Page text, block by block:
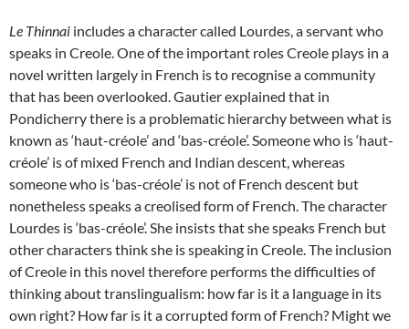
Le Thinnai includes a character called Lourdes, a servant who
speaks in Creole. One of the important roles Creole plays in a
novel written largely in French is to recognise a community
that has been overlooked. Gautier explained that in
Pondicherry there is a problematic hierarchy between what is
known as ‘haut-créole’ and ‘bas-créole’. Someone who is ‘haut-
créole’ is of mixed French and Indian descent, whereas
someone who is ‘bas-créole’ is not of French descent but
nonetheless speaks a creolised form of French. The character
Lourdes is ‘bas-créole’. She insists that she speaks French but
other characters think she is speaking in Creole. The inclusion
of Creole in this novel therefore performs the difficulties of
thinking about translingualism: how far is it a language in its
own right? How far is it a corrupted form of French? Might we